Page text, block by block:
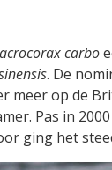
carbo
. De
meer op de
Pas in
ging het